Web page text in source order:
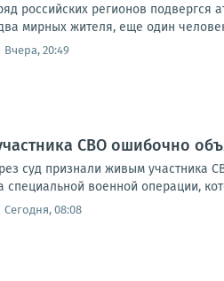
российских регионов
мирных жителя, еще один
Вчера, 20:49
СВО ошибочно
суд признали живым участника
специальной военной операции,
Сегодня, 08:08